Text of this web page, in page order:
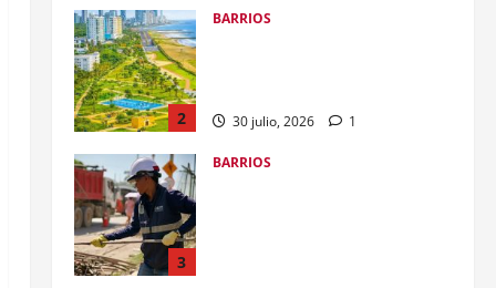
1 agosto, 2026
2
BARRIOS
30 julio, 2026 1
3
BARRIOS